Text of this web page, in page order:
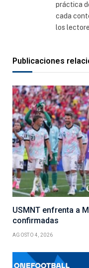
práctica
cada
los
Publicaciones
USMNT enfrenta a
confirmadas
AGOSTO 4, 2026